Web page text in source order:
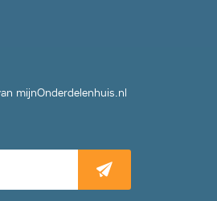
mijnOnderdelenhuis.nl